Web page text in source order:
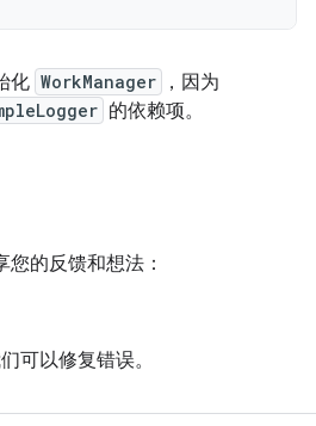
化 WorkManager ，因为
的依赖项。
的反馈和想法：
可以修复错误。